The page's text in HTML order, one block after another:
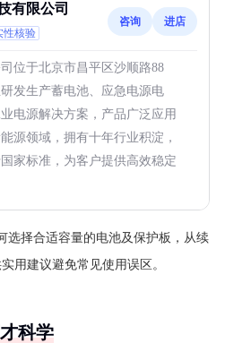
有限公司
性核验
咨询 进店
位于北京市昌平区沙顺路88
发生产蓄电池、应急电源电
电源解决方案，产品广泛应用
源领域，拥有十年行业积淀，
家标准，为客户提供高效稳定
选择合适容量的电池及保护板，从续
用建议避免常见使用误区。
科学